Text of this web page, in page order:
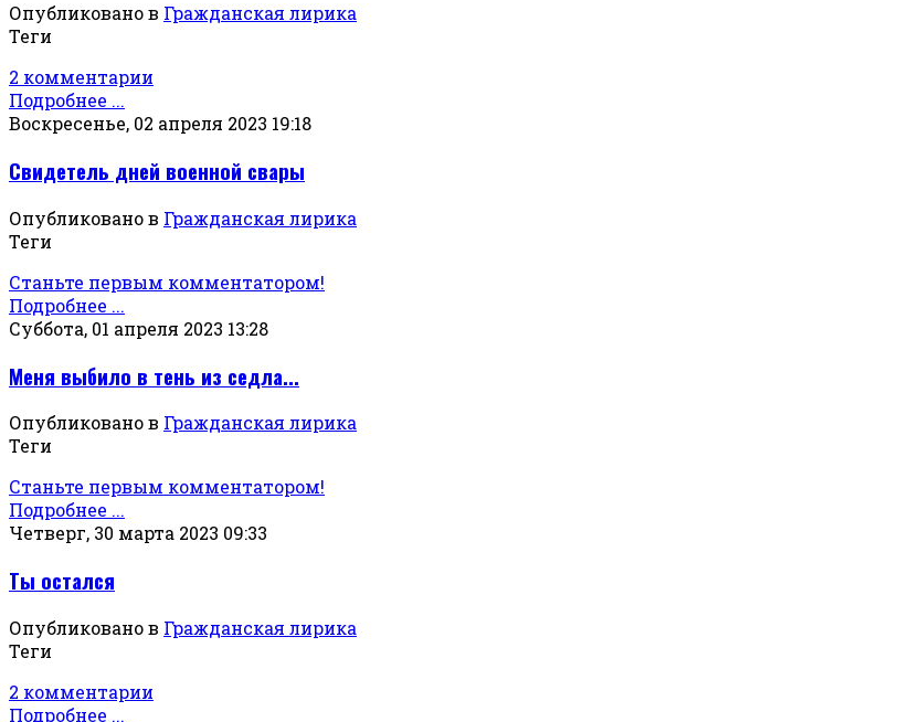
Опубликовано в Гражданская лирика
Теги
2 комментарии
Подробнее ...
Воскресенье, 02 апреля 2023 19:18
Свидетель дней военной свары
Опубликовано в Гражданская лирика
Теги
Станьте первым комментатором!
Подробнее ...
Суббота, 01 апреля 2023 13:28
Меня выбило в тень из седла...
Опубликовано в Гражданская лирика
Теги
Станьте первым комментатором!
Подробнее ...
Четверг, 30 марта 2023 09:33
Ты остался
Опубликовано в Гражданская лирика
Теги
2 комментарии
Подробнее ...